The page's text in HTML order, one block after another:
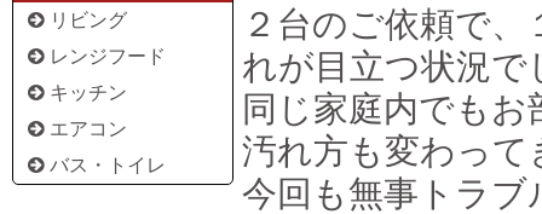
リビング
レンジフード
キッチン
エアコン
バス・トイレ
２台のご依頼で
れが目立つ状況で
同じ家庭内でも
汚れ方も変わって
今回も無事トラ